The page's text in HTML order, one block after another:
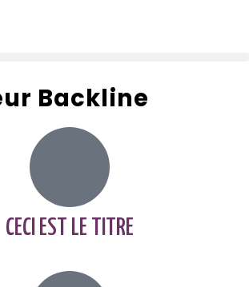
Backline
CECI EST LE TITRE